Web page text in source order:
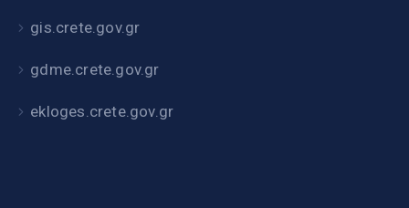
gis.crete.gov.gr
gdme.crete.gov.gr
ekloges.crete.gov.gr